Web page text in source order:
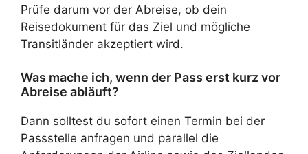
Prüfe darum vor der Abreise, ob dein
Reisedokument für das Ziel und mögliche
Transitländer akzeptiert wird.
Was mache ich, wenn der Pass erst kurz vor
Abreise abläuft?
Dann solltest du sofort einen Termin bei der
Passstelle anfragen und parallel die